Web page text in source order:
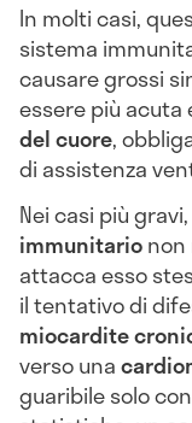
In molti casi,
sistema
causare grossi
essere più acuta
del cuore,
di assistenza
Nei casi più
immunitarionon
attacca esso
il tentativo di
miocardite
verso una
guaribile solo